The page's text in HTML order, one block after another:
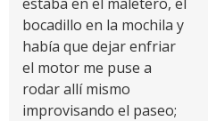
bocadillo en la mochila y
había que dejar enfriar
el motor me puse a
rodar allí mismo
improvisando el paseo;